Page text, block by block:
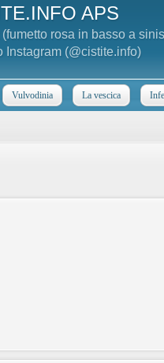
APS
rosa in basso a
Instagram (@cistite.info)
Vulvodinia La vescica